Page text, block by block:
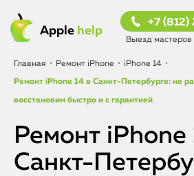
Apple help
+7
Выезд
Главная • Ремонт iPhone • iPhone 14 •
Ремонт iPhone 14 в Санкт-Петербурге: не
восстановим быстро и с гарантией
Ремонт iPhone
Санкт-